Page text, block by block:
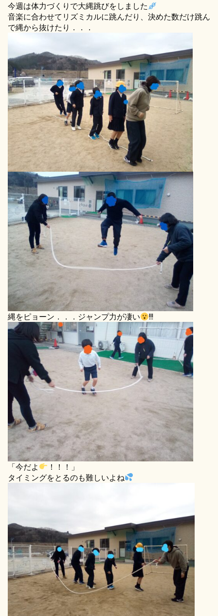
今週は体力づくりで大縄跳びをしました
音楽に合わせてリズミカルに跳んだり、決めた数だけ跳ん
で縄から抜けたり．．．
縄をピョーン．．．ジャンプ力が凄い !!!
「今だよ
！！！」
タイミングをとるのも難しいよね